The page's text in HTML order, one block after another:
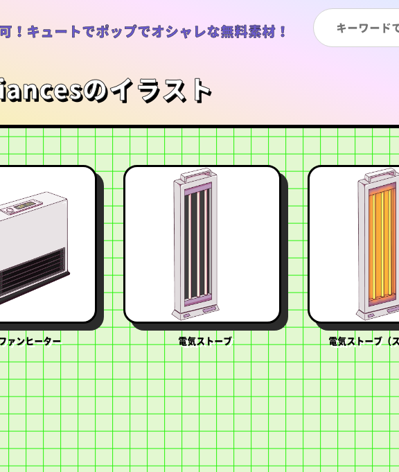
！キュートでポップでオシャレな無料素材！
のイラスト
ァンヒーター 電気ストーブ 電気ストーブ（